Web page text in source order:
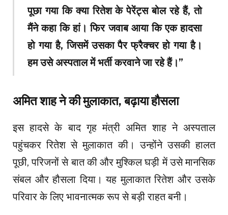
पूछा गया कि क्या रितेश के पेरेंट्स बोल रहे हैं, तो
मैंने कहा कि हां। फिर जवाब आया कि एक हादसा
हो गया है, जिसमें उसका पैर फ्रैक्चर हो गया है।
हम उसे अस्पताल में भर्ती करवाने जा रहे हैं।”
अमित शाह ने की मुलाकात, बढ़ाया हौसला
इस हादसे के बाद गृह मंत्री अमित शाह ने अस्पताल
पहुंचकर रितेश से मुलाकात की। उन्होंने उसकी हालत
पूछी, परिजनों से बात की और मुश्किल घड़ी में उसे मानसिक
संबल और हौसला दिया। यह मुलाकात रितेश और उसके
परिवार के लिए भावनात्मक रूप से बड़ी राहत बनी।